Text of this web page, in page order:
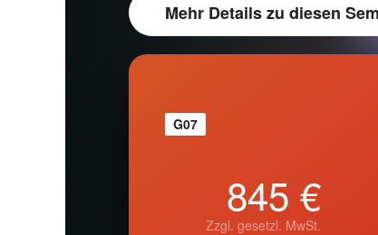
Mehr Detailszu diesen
G07
845 €
Zzgl. gesetzl. MwSt.